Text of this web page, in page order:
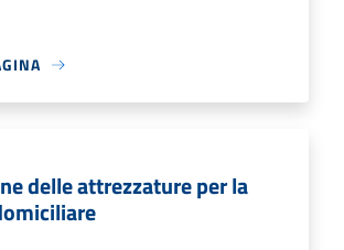
delle attrezzature per la